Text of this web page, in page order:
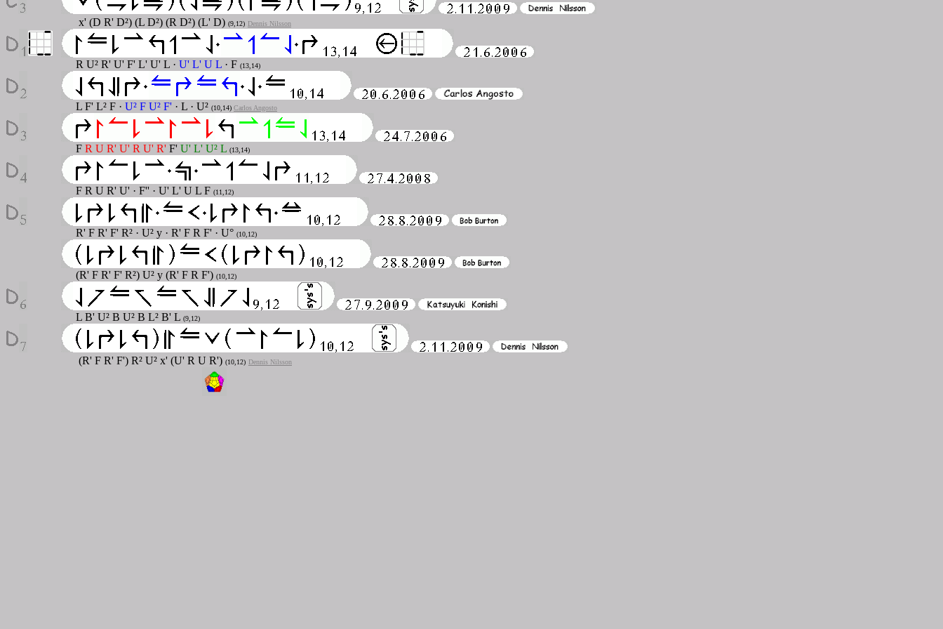
x' (D R' D²) (L D²) (R D²) (L' D) (9,12) Dennis Nilsson
R U² R' U' F' L' U' L · U' L' U L · F (13,14)
L F' L² F · U² F U² F' · L · U² (10,14) Carlos Angosto
F R U R' U' R U' R' F' U' L' U² L (13,14)
F R U R' U' · F'' · U' L' U L F (11,12)
R' F R' F' R² · U² y · R' F R F' · U° (10,12)
(R' F R' F' R²) U² y (R' F R F') (10,12)
L B' U² B U² B L² B' L (9,12)
(R' F R' F') R² U² x' (U' R U R') (10,12) Dennis Nilsson